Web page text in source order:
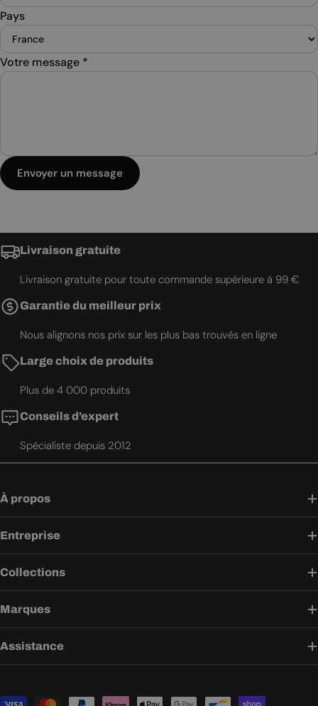
Pays
Votre message *
Envoyer un message
Livraison gratuite
Livraison gratuite pour toute commande supérieure à 99 €
Garantie du meilleur prix
Nous alignons nos prix sur les plus bas trouvés en ligne
Large choix de produits
Plus de 4 000 produits
Conseils d’expert
Spécialiste depuis 2012
À propos
Entreprise
Collections
Marques
Assistance